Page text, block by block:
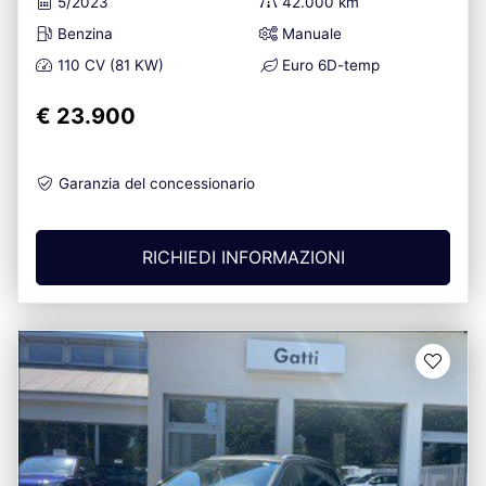
Benzina
Manuale
110 CV (81 KW)
Euro 6D-temp
€ 23.900
Garanzia del concessionario
RICHIEDI INFORMAZIONI